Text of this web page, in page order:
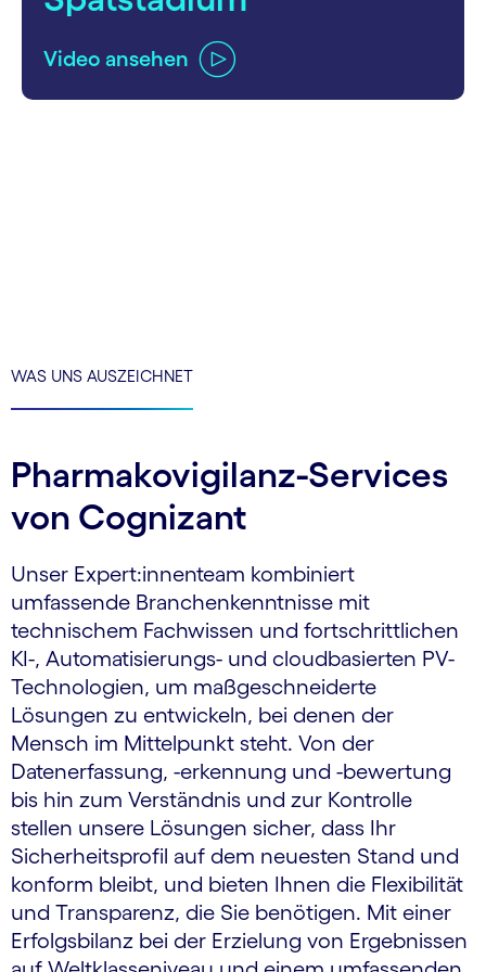
Video ansehen
WAS UNS AUSZEICHNET
Pharmakovigilanz-Services
von Cognizant
Unser Expert:innenteam kombiniert
umfassende Branchenkenntnisse mit
technischem Fachwissen und fortschrittlichen
KI-, Automatisierungs- und cloudbasierten PV-
Technologien, um maßgeschneiderte
Lösungen zu entwickeln, bei denen der
Mensch im Mittelpunkt steht. Von der
Datenerfassung, -erkennung und -bewertung
bis hin zum Verständnis und zur Kontrolle
stellen unsere Lösungen sicher, dass Ihr
Sicherheitsprofil auf dem neuesten Stand und
konform bleibt, und bieten Ihnen die Flexibilität
und Transparenz, die Sie benötigen. Mit einer
Erfolgsbilanz bei der Erzielung von Ergebnissen